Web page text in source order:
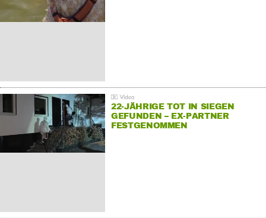
22-JÄHRIGE TOT IN SIEGEN
GEFUNDEN – EX-PARTNER
FESTGENOMMEN